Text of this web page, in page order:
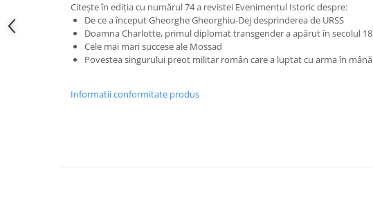
Psihologie
Spiritualitate/Ezoterism
Citește în ediția cu numărul 74 a revistei Evenimentul Istoric despre:
De ce a început Gheorghe Gheorghiu-Dej desprinderea de URSS
Doamna Charlotte, primul diplomat transgender a apărut în secolul 18
Cele mai mari succese ale Mossad
Povestea singurului preot militar român care a luptat cu arma în mână
Informatii conformitate produs